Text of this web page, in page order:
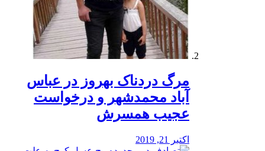
مرگ دردناک بهروز در عباس
آباد محمدشهر و درخواست
عجیب همسرش
اکتبر 21, 2019